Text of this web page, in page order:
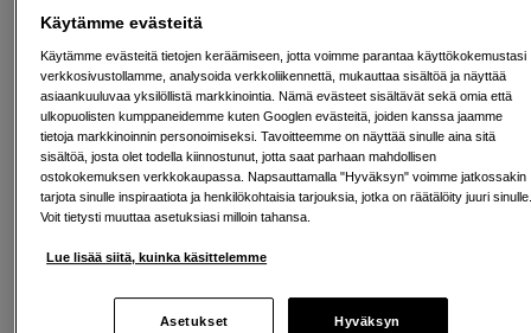
Triple USB (2C1A) GaN Charger 65W
49 EUR
779 EUR
Määrä
Lisää ostoskoriin
Maksa Svea-erämaksulla
Käytämme evästeitä
Käytämme evästeitä tietojen keräämiseen, jotta voimme parantaa käyttökokemustasi
verkkosivustollamme, analysoida verkkoliikennettä, mukauttaa sisältöä ja näyttää
asiaankuuluvaa yksilöllistä markkinointia. Nämä evästeet sisältävät sekä omia että
ulkopuolisten kumppaneidemme kuten Googlen evästeitä, joiden kanssa jaamme
tietoja markkinoinnin personoimiseksi. Tavoitteemme on näyttää sinulle aina sitä
sisältöä, josta olet todella kiinnostunut, jotta saat parhaan mahdollisen
ostokokemuksen verkkokaupassa. Napsauttamalla "Hyväksyn" voimme jatkossakin
tarjota sinulle inspiraatiota ja henkilökohtaisia tarjouksia, jotka on räätälöity juuri
Voit tietysti muuttaa asetuksiasi milloin tahansa.
Lue lisää siitä, kuinka käsittelemme
Asetukset Hyväksyn